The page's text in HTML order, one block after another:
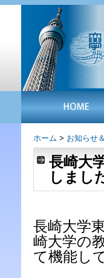
ホーム > お知らせ
長崎大
しまし
長崎大学
崎大学の
て機能し